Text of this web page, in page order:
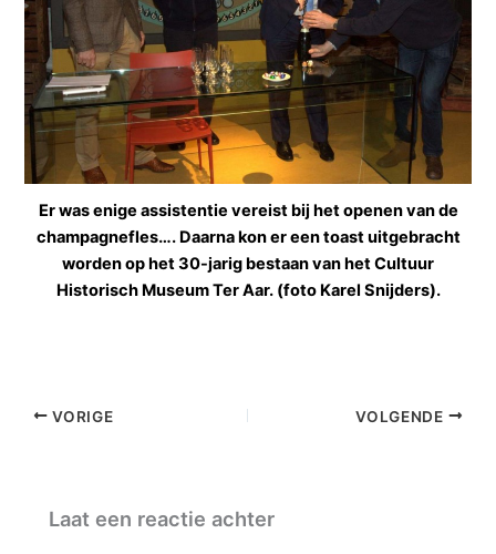
Er was enige assistentie vereist bij het openen van de
champagnefles…. Daarna kon er een toast uitgebracht
worden op het 30-jarig bestaan van het Cultuur
Historisch Museum Ter Aar. (foto Karel Snijders).
VORIGE VOLGENDE
Laat een reactie achter